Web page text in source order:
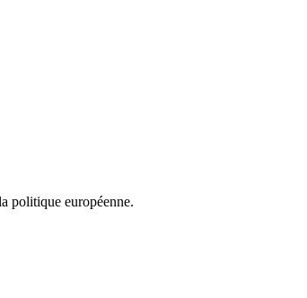
politique européenne.